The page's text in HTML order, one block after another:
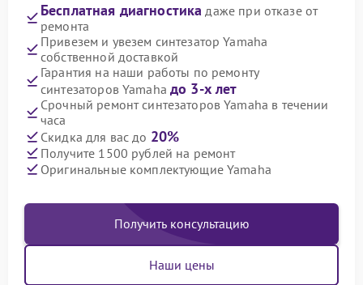
Бесплатная диагностика даже при отказе от
ремонта
Привезем и увезем синтезатор Yamaha
собственной доставкой
Гарантия на наши работы по ремонту
синтезаторов Yamahaдо 3-х лет
Срочный ремонт синтезаторов Yamaha в течении
часа
Скидка для вас до 20%
Получите 1500 рублей на ремонт
Оригинальные комплектующие Yamaha
Получить консультацию
Наши цены